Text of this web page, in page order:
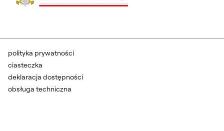
polityka prywatności
ciasteczka
deklaracja dostępności
obsługa techniczna